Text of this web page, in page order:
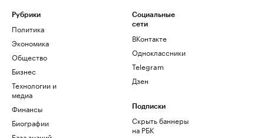
Рубрики
Политика
Экономика
Общество
Бизнес
Технологии и
медиа
Финансы
Биографии
Социальные
сети
ВКонтакте
Одноклассники
Telegram
Дзен
Подписки
Скрыть баннеры
на РБК